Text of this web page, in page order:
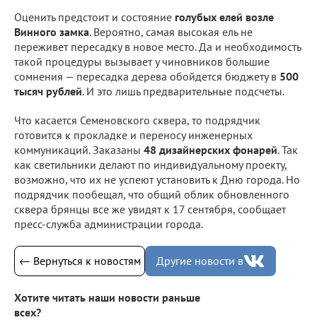
Оценить предстоит и состояние голубых елей возле
Винного замка. Вероятно, самая высокая ель не
переживет пересадку в новое место. Да и необходимость
такой процедуры вызывает у чиновников большие
сомнения — пересадка дерева обойдется бюджету в 500
тысяч рублей. И это лишь предварительные подсчеты.
Что касается Семеновского сквера, то подрядчик
готовится к прокладке и переносу инженерных
коммуникаций. Заказаны 48 дизайнерских фонарей. Так
как светильники делают по индивидуальному проекту,
возможно, что их не успеют установить к Дню города. Но
подрядчик пообещал, что общий облик обновленного
сквера брянцы все же увидят к 17 сентября, сообщает
пресс-служба администрации города.
← Вернуться к новостям Другие новости в
Хотите читать наши новости раньше
всех?